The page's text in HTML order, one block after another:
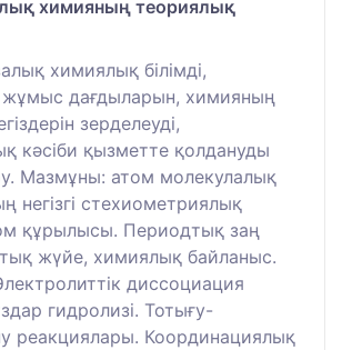
химияның теориялық
химиялық білімді,
жұмыс дағдыларын, химияның
зерделеуді,
кәсіби қызметте қолдануды
Мазмұны: атом молекулалық
негізгі стехиометриялық
құрылысы. Периодтық заң
жүйе, химиялық байланыс.
диссоциация
гидролизі. Тотығу-
реакциялары. Координациялық